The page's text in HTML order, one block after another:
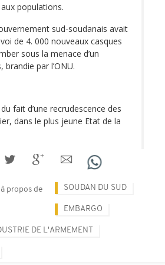
populations.
sud-soudanais avait
de 4. 000 nouveaux casques
sous la menace d’un
par l’ONU.
fait d’une recrudescence des
dans le plus jeune Etat de la
propos de SOUDAN DU SUD
EMBARGO
DE L'ARMEMENT